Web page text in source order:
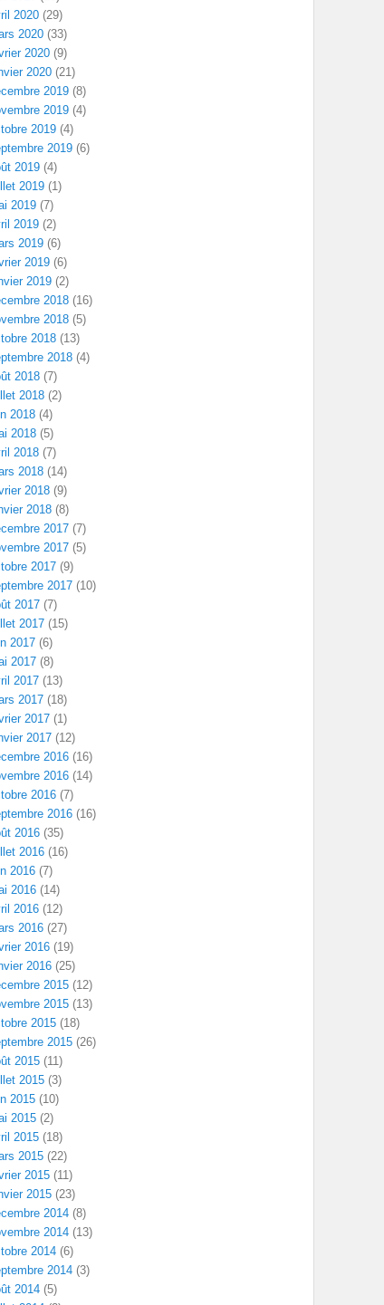
2020 (29)
2020 (33)
2020 (9)
2020 (21)
2019 (8)
2019 (4)
2019 (4)
2019 (6)
2019 (4)
2019 (1)
2019 (7)
2019 (2)
2019 (6)
2019 (6)
2019 (2)
2018 (16)
2018 (5)
2018 (13)
2018 (4)
2018 (7)
2018 (2)
2018 (4)
2018 (5)
2018 (7)
2018 (14)
2018 (9)
2018 (8)
2017 (7)
2017 (5)
2017 (9)
2017 (10)
2017 (7)
2017 (15)
2017 (6)
2017 (8)
2017 (13)
2017 (18)
2017 (1)
2017 (12)
2016 (16)
2016 (14)
2016 (7)
2016 (16)
2016 (35)
2016 (16)
2016 (7)
2016 (14)
2016 (12)
2016 (27)
2016 (19)
2016 (25)
2015 (12)
2015 (13)
2015 (18)
2015 (26)
2015 (11)
2015 (3)
2015 (10)
2015 (2)
2015 (18)
2015 (22)
2015 (11)
2015 (23)
2014 (8)
2014 (13)
2014 (6)
2014 (3)
2014 (5)